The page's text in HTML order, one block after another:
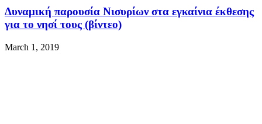
Δυναμική παρουσία Νισυρίων στα εγκαίνια έκθεσης
για το νησί τους (βίντεο)
March 1, 2019